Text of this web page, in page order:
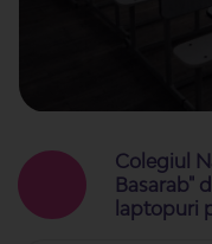
Colegiul
Basarab"
laptopuri